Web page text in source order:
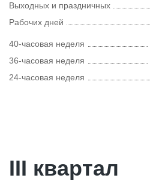
Выходных и праздничных
Рабочих дней
40-часовая неделя
36-часовая неделя
24-часовая неделя
III квартал